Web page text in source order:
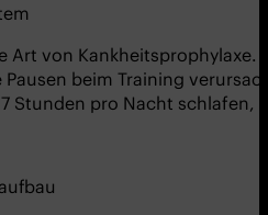
Art von
beim Training
Stunden pro Nacht